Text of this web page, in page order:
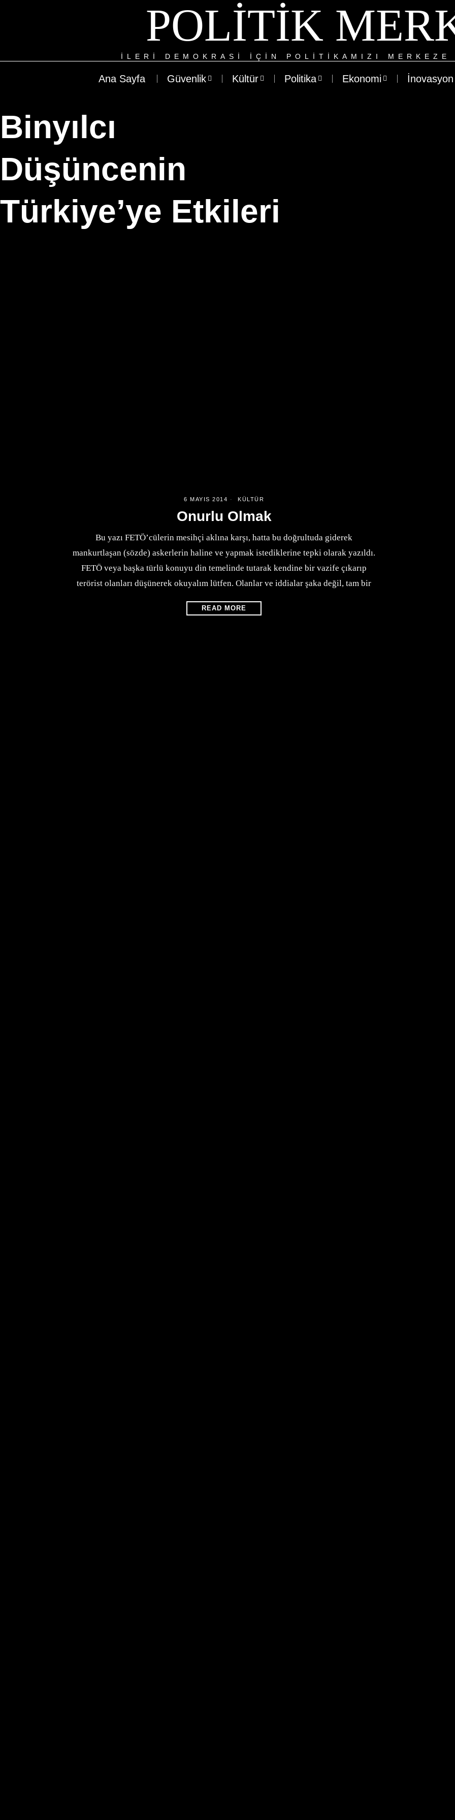
POLITIK
ILERI DEMOKRASI IÇIN POLITIKAMIZI
Ana Sayfa Güvenlik Kültür Politika Ekonomi İnovasyon
Binyılcı
Düşüncenin
Türkiye’ye Etkileri
6 MAYIS 2014 KÜLTÜR
Onurlu Olmak
Bu yazı FETÖ’cülerin mesihçi aklına karşı, hatta bu doğrultuda giderek
mankurtlaşan (sözde) askerlerin haline ve yapmak istediklerine tepki olarak yazıldı.
FETÖ veya başka türlü konuyu din temelinde tutarak kendine bir vazife çıkarıp
terörist olanları düşünerek okuyalım lütfen. Olanlar ve iddialar şaka değil, tam bir
READ MORE